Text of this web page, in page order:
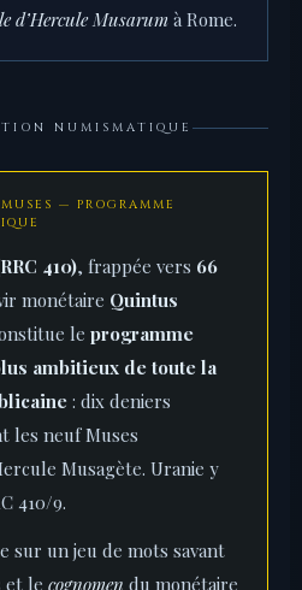
d’Hercule Musarum à Rome.
NUMISMATIQUE
— PROGRAMME
410), frappée vers 66
monétaire Quintus
le programme
ambitieux de toute la
: dix deniers
les neuf Muses
Musagète. Uranie y
410/9.
sur un jeu de mots savant
et le cognomen du monétaire